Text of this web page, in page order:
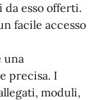
esso offerti.
facile accesso
una
precisa. I
moduli,